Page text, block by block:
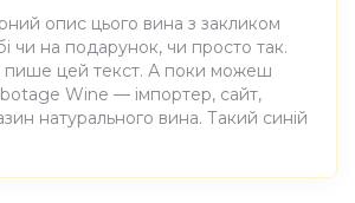
опис цього вина з закликом
чи на подарунок, чи просто так.
пише цей текст. А поки можеш
Wine — імпортер, сайт,
натурального вина. Такий синій